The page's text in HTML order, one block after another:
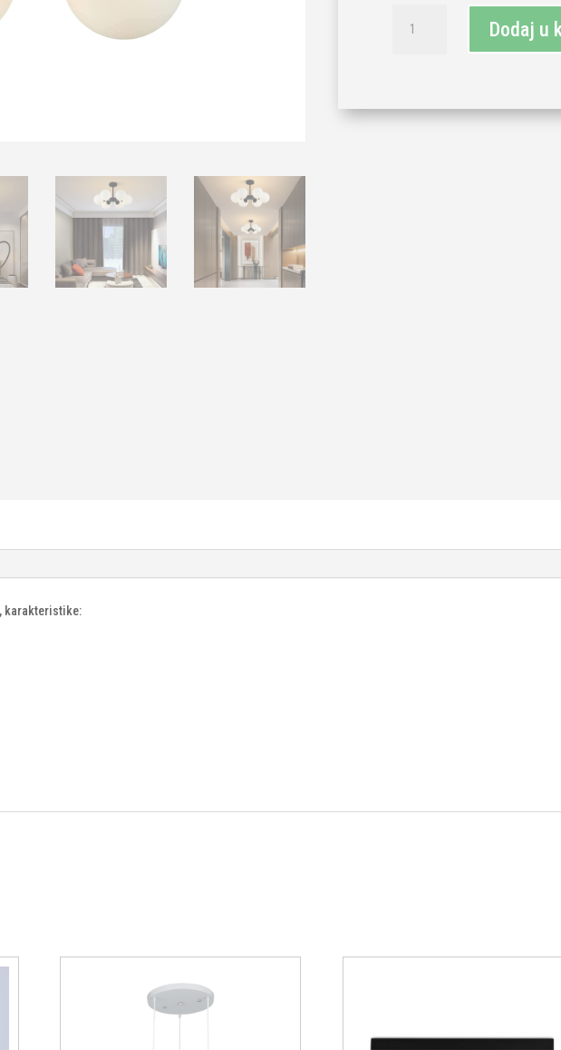
6xE27
Dodaj u
karakteristike: